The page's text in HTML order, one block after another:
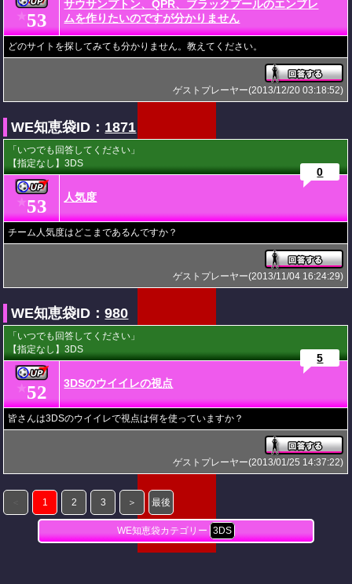
★53
サウサンプトン、QPR、ブラックプールのエンブレ
ムを作りたいのですが分かりません
どのサイトを探してみても分かりません。教えてください。
ゲストプレーヤー(2013/12/20 03:18:52)
WE知恵袋ID： 1871
「いつでも回答してください」
【指定なし】3DS
★53 人気度
0
チーム人気度はどこまであるんですか？
ゲストプレーヤー(2013/11/04 16:24:29)
WE知恵袋ID：980
「いつでも回答してください」
【指定なし】3DS
★52 3DSのウイイレの視点
5
皆さんは3DSのウイイレで視点は何を使っていますか？
ゲストプレーヤー(2013/01/25 14:37:22)
1 2 3 ＞ 最後
WE知恵袋カテゴリー 3DS